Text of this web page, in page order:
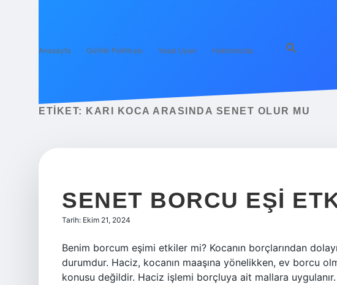
Anasayfa Gizlilik Politikası Yasal Uyarı Hakkımızda
ETIKET: KARI KOCA ARASINDA SENET OLUR MU
SENET BORCU EŞI
Tarih: Ekim 21, 2024
Benim borcum eşimi etkiler mi? Kocanın borçlarından
durumdur. Haciz, kocanın maaşına yönelikken, ev borcu
konusu değildir. Haciz işlemi borçluya ait mallara uygulanır.